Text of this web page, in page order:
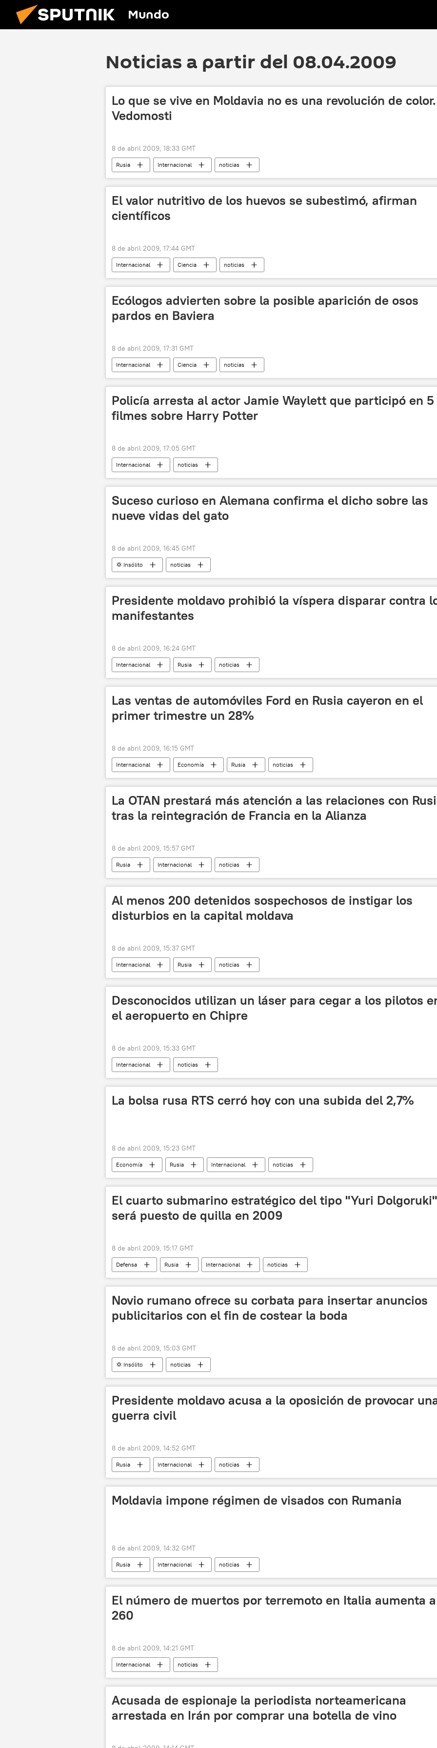
Mundo
Noticias a partir del 08.04.2009
Lo que se vive en Moldavia no es una revolución de color.
Vedomosti
8 de abril 2009, 18:33 GMT
Rusia Internacional noticias
El valor nutritivo de los huevos se subestimó, afirman
científicos
8 de abril 2009, 17:44 GMT
Internacional Ciencia noticias
Ecólogos advierten sobre la posible aparición de osos
pardos en Baviera
8 de abril 2009, 17:31 GMT
Internacional Ciencia noticias
Policía arresta al actor Jamie Waylett que participó en 5
filmes sobre Harry Potter
8 de abril 2009, 17:05 GMT
Internacional noticias
Suceso curioso en Alemana confirma el dicho sobre las
nueve vidas del gato
8 de abril 2009, 16:45 GMT
💢 Insólito noticias
Presidente moldavo prohibió la víspera disparar contra
manifestantes
8 de abril 2009, 16:24 GMT
Internacional Rusia noticias
Las ventas de automóviles Ford en Rusia cayeron en el
primer trimestre un 28%
8 de abril 2009, 16:15 GMT
Internacional Economía Rusia noticias
La OTAN prestará más atención a las relaciones con
tras la reintegración de Francia en la Alianza
8 de abril 2009, 15:57 GMT
Rusia Internacional noticias
Al menos 200 detenidos sospechosos de instigar los
disturbios en la capital moldava
8 de abril 2009, 15:37 GMT
Internacional Rusia noticias
Desconocidos utilizan un láser para cegar a los pilotos
el aeropuerto en Chipre
8 de abril 2009, 15:33 GMT
Internacional noticias
La bolsa rusa RTS cerró hoy con una subida del 2,7%
8 de abril 2009, 15:23 GMT
Economía Rusia Internacional noticias
El cuarto submarino estratégico del tipo "Yuri Dolgoruki"
será puesto de quilla en 2009
8 de abril 2009, 15:17 GMT
Defensa Rusia Internacional noticias
Novio rumano ofrece su corbata para insertar anuncios
publicitarios con el fin de costear la boda
8 de abril 2009, 15:03 GMT
💢 Insólito noticias
Presidente moldavo acusa a la oposición de provocar
guerra civil
8 de abril 2009, 14:52 GMT
Rusia Internacional noticias
Moldavia impone régimen de visados con Rumania
8 de abril 2009, 14:32 GMT
Rusia Internacional noticias
El número de muertos por terremoto en Italia aumenta a
260
8 de abril 2009, 14:21 GMT
Internacional noticias
Acusada de espionaje la periodista norteamericana
arrestada en Irán por comprar una botella de vino